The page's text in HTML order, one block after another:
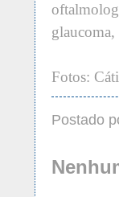
Fotos:
Postado